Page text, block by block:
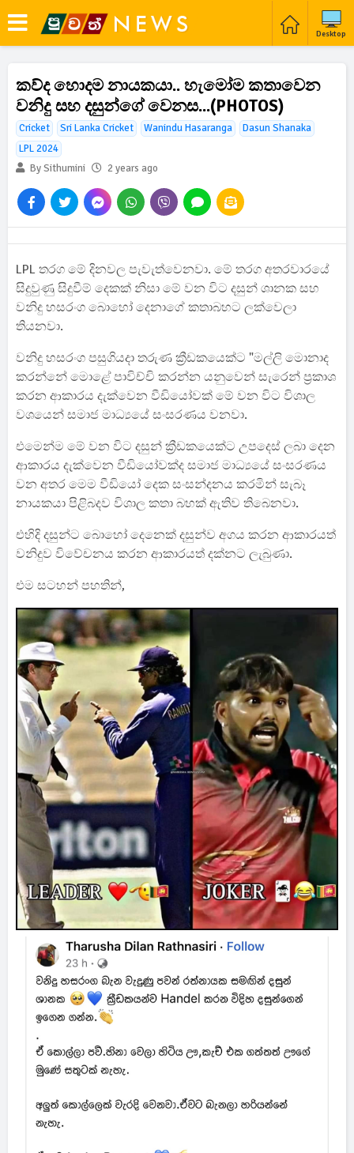
Desktop
කව්ද හොදම නායකයා.. හැමෝම කතාවෙන
වනිදු සහ දසුන්ගේ වෙනස...(PHOTOS)
Cricket Sri Lanka Cricket Wanindu Hasaranga
Dasun Shanaka
LPL 2024
By Sithumini
2 years ago
LPL තරග මේ දිනවල පැවැත්වෙනවා. මේ තරග අතරවාරයේ
සිදුවුණු සිදුවීම් දෙකක් නිසා මේ වන විට දසුන් ශානක සහ
වනිදු හසරංග බොහෝ දෙනාගේ කතාබහට ලක්වෙලා
තියනවා.
වනිදු හසරංග පසුගියදා තරුණ ක්‍රීඩකයෙක්ට "මල්ලි මොනාද
කරන්නේ මොළේ පාවිච්චි කරන්න යනුවෙන් සැරෙන් ප්‍රකාශ
කරන ආකාරය දැක්වෙන වීඩියෝවක් මේ වන විට විශාල
වශයෙන් සමාජ මාධ්‍යයේ සංසරණය වනවා.
එමෙන්ම මේ වන විට දසුන් ක්‍රීඩකයෙක්ට උපදෙස් ලබා දෙන
ආකාරය දැක්වෙන වීඩියෝවක්ද සමාජ මාධ්‍යයේ සංසරණය
වන අතර මෙම වීඩියෝ දෙක සංසන්දනය කරමින් සැබෑ
නායකයා පිළිබදව විශාල කතා බහක් ඇතිව තිබෙනවා.
එහිදි දසුන්ට බොහෝ දෙනෙක් දසුන්ව අගය කරන ආකාරයත්
වනිදුව විවේචනය කරන ආකාරයත් දක්නට ලැබුණා.
එම සටහන් පහතින්,